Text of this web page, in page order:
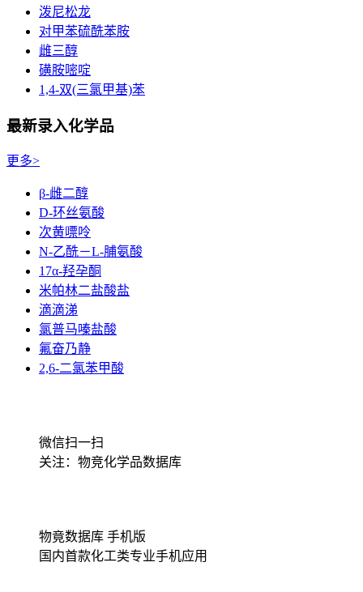
泼尼松龙
对甲苯硫酰苯胺
雌三醇
磺胺嘧啶
1,4-双(三氯甲基)苯
最新录入化学品
更多>
β-雌二醇
D-环丝氨酸
次黄嘌呤
N-乙酰－L-脯氨酸
17α-羟孕酮
米帕林二盐酸盐
滴滴涕
氯普马嗪盐酸
氟奋乃静
2,6-二氯苯甲酸
微信扫一扫
关注：物竞化学品数据库
物竟数据库 手机版
国内首款化工类专业手机应用